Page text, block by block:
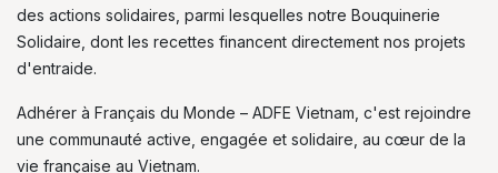
des actions solidaires, parmi lesquelles notre Bouquinerie
Solidaire, dont les recettes financent directement nos projets
d'entraide.
Adhérer à Français du Monde – ADFE Vietnam, c'est rejoindre
une communauté active, engagée et solidaire, au cœur de la
vie française au Vietnam.